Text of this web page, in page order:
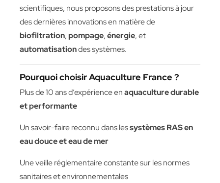
scientifiques, nous proposons des prestations à jour
des dernières innovations en matière de
biofiltration,pompage,énergie, et
automatisationdes systèmes.
Pourquoi choisir Aquaculture France ?
Plus de 10 ans d’expérience enaquaculture durable
et performante
Un savoir-faire reconnu dans lessystèmes RAS en
eau douce et eau de mer
Une veille réglementaire constante sur les normes
sanitaires et environnementales